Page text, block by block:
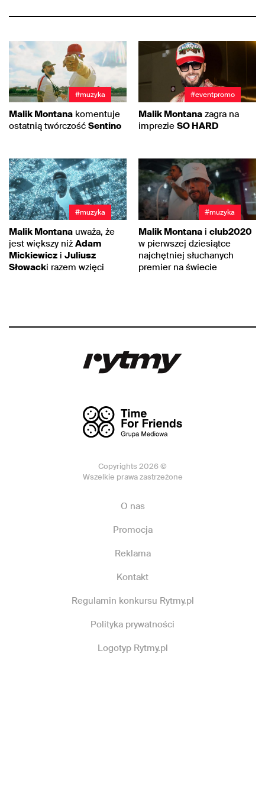
#muzyka
Malik Montana komentuje
ostatnią twórczość Sentino
#eventpromo
Malik Montana zagra na
imprezie SO HARD
#muzyka
Malik Montana uważa, że
jest większy niż Adam
Mickiewicz i Juliusz
Słowacki razem wzięci
#muzyka
Malik Montana i club2020
w pierwszej dziesiątce
najchętniej słuchanych
premier na świecie
Copyrights 2026 ©
Wszelkie prawa zastrzeżone
O nas
Promocja
Reklama
Kontakt
Regulamin konkursu Rytmy.pl
Polityka prywatności
Logotyp Rytmy.pl